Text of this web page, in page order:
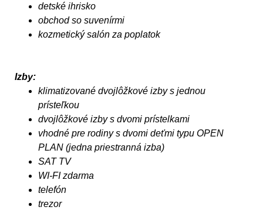
detské ihrisko
obchod so suvenírmi
kozmetický salón za poplatok
Izby:
klimatizované dvojlôžkové izby s jednou
prísteľkou
dvojlôžkové izby s dvomi prístelkami
vhodné pre rodiny s dvomi deťmi typu OPEN
PLAN (jedna priestranná izba)
SAT TV
WI-FI zdarma
telefón
trezor